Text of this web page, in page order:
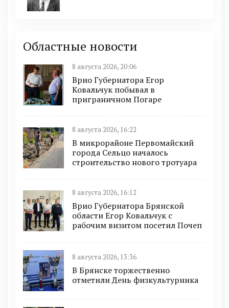
Областные новости
8 августа 2026, 20:06
Врио Губернатора Егор
Ковальчук побывал в
приграничном Погаре
8 августа 2026, 16:22
В микрорайоне Первомайский
города Сельцо началось
строительство нового тротуара
8 августа 2026, 16:12
Врио Губернатора Брянской
области Егор Ковальчук с
рабочим визитом посетил Почеп
8 августа 2026, 13:36
В Брянске торжественно
отметили День физкультурника